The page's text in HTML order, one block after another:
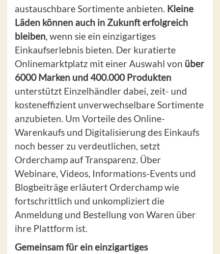
austauschbare Sortimente anbieten. Kleine
Läden können auch in Zukunft erfolgreich
bleiben, wenn sie ein einzigartiges
Einkaufserlebnis bieten. Der kuratierte
Onlinemarktplatz mit einer Auswahl von über
6000 Marken und 400.000 Produkten
unterstützt Einzelhändler dabei, zeit- und
kosteneffizient unverwechselbare Sortimente
anzubieten. Um Vorteile des Online-
Warenkaufs und Digitalisierung des Einkaufs
noch besser zu verdeutlichen, setzt
Orderchamp auf Transparenz. Über
Webinare, Videos, Informations-Events und
Blogbeiträge erläutert Orderchamp wie
fortschrittlich und unkompliziert die
Anmeldung und Bestellung von Waren über
ihre Plattform ist.
Gemeinsam für ein einzigartiges